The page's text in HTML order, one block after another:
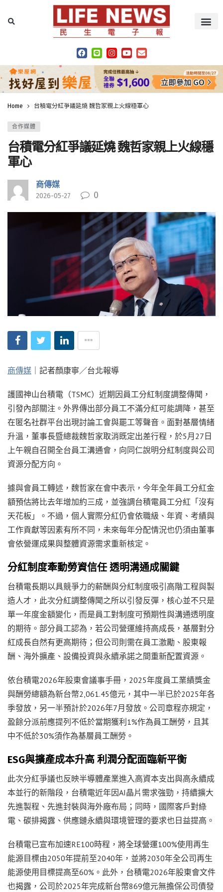
Home 台積電分紅爭議延燒 魏哲家親上火線穩軍心
合作媒體
台積電分紅爭議延燒 魏哲家親上火線穩
軍心
商傳媒
2026-05-27 0
商傳媒 ｜記者顏康寧／台北報導
護國神山台積電（TSMC）近期因員工分紅制度調整傳聞，
引發內部關注。外界傳出部分員工不滿分紅可能調降，甚至
在匿名社群平台出現討論工會與罷工等聲音。面對基層情緒
升溫，董事長暨總裁魏哲家取消既定出差行程，於5月27日
上午親自召開全台員工溝通會，向同仁說明分紅制度與公司
資源分配方向。
據與會員工轉述，魏哲家在會中表示，今年全年員工分紅金
額預估將比去年增加約三成，並強調台積電員工分紅「沒有
天花板」。不過，個人實際分紅仍會依職級、年資、考績與
工作貢獻等因素有所不同，未來每年分配情況也仍須由董事
會依營運成果與整體資源需求重新核定。
分紅制度牽動勞資信任 透明溝通成關鍵
台積電長期以具競爭力的薪酬與分紅制度吸引高階工程與製
造人才，此次分紅調整傳聞之所以引發反彈，核心並不只是
單一年度金額變化，而是員工對制度可預期性與溝通透明度
的期待。部分員工認為，若公司營運維持高成長，基層對分
紅成長自然有更高期待；但公司則需在員工激勵、股東報
酬、海外擴產、設備投資與永續承諾之間重新配置資源。
依台積電2026年股東會議事手冊，2025年度員工業績獎金
與酬勞總額為新台幣2,061.45億元，其中一半已於2025年各
季發放，另一半預計於2026年7月發放。公司章程亦規定，
盈餘分派前應提列不低於當期獲利1%作為員工酬勞，且其
中不低於30%須作為基層員工酬勞。
ESG與擴產成本升高 利潤分配面臨新平衡
此次分紅爭議也反映半導體產業進入高資本支出與高永續成
本並行的新階段，台積電近年因AI晶片需求強勁，持續擴大
先進製程、先進封裝與海外廠布局；同時，國際客戶對綠
電、碳排揭露、供應鏈永續與環境管理的要求也日益提高。
台積電已宣布加速RE100時程，將全球營運100%使用再生
能源目標由2050年提前至2040年，並將2030年全公司再生
能源使用目標提高至60%。此外，台積電2026年股東會文件
也揭露，公司於2025年完成新台幣869億元無擔保公司債發